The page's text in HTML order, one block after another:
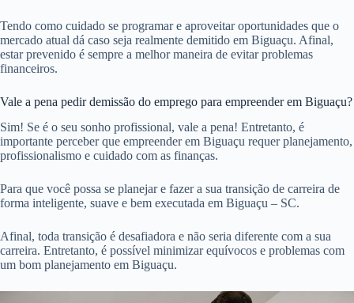
Tendo como cuidado se programar e aproveitar oportunidades que o
mercado atual dá caso seja realmente demitido em Biguaçu. Afinal,
estar prevenido é sempre a melhor maneira de evitar problemas
financeiros.
Vale a pena pedir demissão do emprego para empreender em Biguaçu?
Sim! Se é o seu sonho profissional, vale a pena! Entretanto, é
importante perceber que empreender em Biguaçu requer planejamento,
profissionalismo e cuidado com as finanças.
Para que você possa se planejar e fazer a sua transição de carreira de
forma inteligente, suave e bem executada em Biguaçu – SC.
Afinal, toda transição é desafiadora e não seria diferente com a sua
carreira. Entretanto, é possível minimizar equívocos e problemas com
um bom planejamento em Biguaçu.